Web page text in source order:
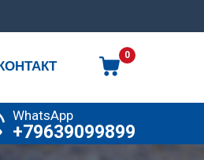
0
WhatsApp
+79639099899